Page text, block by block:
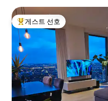
상위 게스트 선호
게스트 선호